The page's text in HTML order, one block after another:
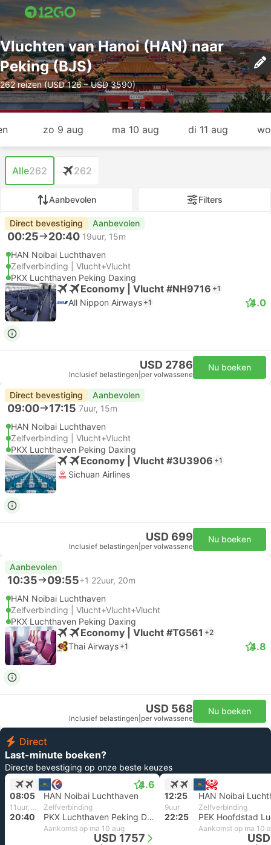
Vluchten van Hanoi (HAN) naar
Peking (BJS)
262 reizen (USD 126 – USD 3590)
zo 9 aug ma 10 aug di 11 aug
Alle262 262
Aanbevolen Filters
Direct bevestiging Aanbevolen
00:25 20:40 19uur, 15m
HAN Noibai Luchthaven
Zelfverbinding | Vlucht+Vlucht
PKX Luchthaven Peking Daxing
Economy | Vlucht #NH9716 +1
All Nippon Airways +1 4.0
USD 2786
Inclusief belastingen per volwassene
Nu boeken
Direct bevestiging Aanbevolen
09:00 17:15 7uur, 15m
HAN Noibai Luchthaven
Zelfverbinding | Vlucht+Vlucht
PKX Luchthaven Peking Daxing
Economy | Vlucht #3U3906 +1
Sichuan Airlines
USD 699
Inclusief belastingen per volwassene
Nu boeken
Aanbevolen
10:35 09:55+1 22uur, 20m
HAN Noibai Luchthaven
Zelfverbinding | Vlucht+Vlucht+Vlucht
PKX Luchthaven Peking Daxing
Economy | Vlucht #TG561 +2
Thai Airways +1 4.8
USD 568
Inclusief belastingen per volwassene
Nu boeken
Direct
Last-minute boeken?
Directe bevestiging op onze beste keuzes
4.6
08:05 HAN Noibai Luchthaven
11uur, 35m Zelfverbinding
20:40 PKX Luchthaven Peking Daxing
Aankomst op ma 10 aug
USD 1757
12:25 HAN Noibai
9uur Zelfverbinding
22:25 PEK Hoofdstad
Aankomst op ma 10